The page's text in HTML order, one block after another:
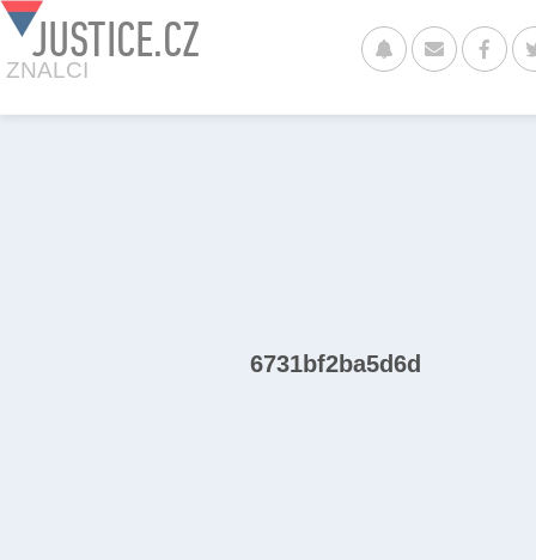
JUSTICE.CZ
ZNALCI
6731bf2ba5d6d